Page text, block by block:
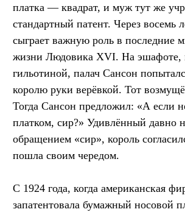
платка — квадрат, и муж тут же
стандартный патент. Через восемь
сыграет важную роль в последние
жизни Людовика XVI. На эшафоте,
гильотиной, палач Сансон
королю руки верёвкой. Тот
Тогда Сансон предложил: «А если
платком, сир?» Удивлённый давно
обращением «сир», король
пошла своим чередом.
С 1924 года, когда американская
запатентовала бумажный носовой